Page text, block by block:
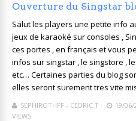
Ouverture du Singstar
Salut les players une petite info
jeux de karaoké sur consoles ,
ces portes , en français et vous
infos sur singstar , le singstore ,
etc… Certaines parties du blog
elles seront surement tres vite
SEPHIROTHFF - CEDRIC T 19/06/
VIEWS